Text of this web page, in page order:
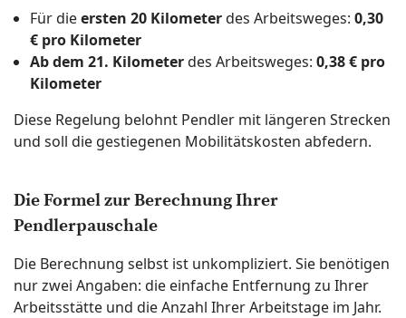
Für dieersten 20 Kilometerdes Arbeitsweges: 0,30
€ pro Kilometer
Ab dem 21. Kilometerdes Arbeitsweges: 0,38 € pro
Kilometer
Diese Regelung belohnt Pendler mit längeren Strecken
und soll die gestiegenen Mobilitätskosten abfedern.
Die Formel zur Berechnung Ihrer
Pendlerpauschale
Die Berechnung selbst ist unkompliziert. Sie benötigen
nur zwei Angaben: die einfache Entfernung zu Ihrer
Arbeitsstätte und die Anzahl Ihrer Arbeitstage im Jahr.